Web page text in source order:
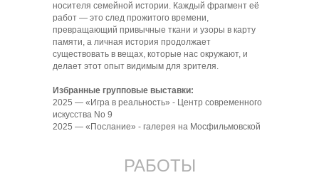
носителя семейной истории. Каждый фрагмент её
работ — это след прожитого времени,
превращающий привычные ткани и узоры в карту
памяти, а личная история продолжает
существовать в вещах, которые нас окружают, и
делает этот опыт видимым для зрителя.
Избранные групповые выставки:
2025 — «Игра в реальность» - Центр современного
искусства No 9
2025 — «Послание» - галерея на Мосфильмовской
РАБОТЫ